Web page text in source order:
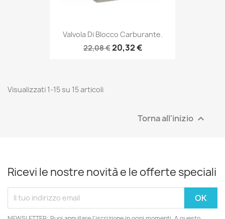
Valvola Di Blocco Carburante.
22,08 €20,32 €
Visualizzati 1-15 su 15 articoli
Torna all'inizio 
Ricevi le nostre novità e le offerte speciali